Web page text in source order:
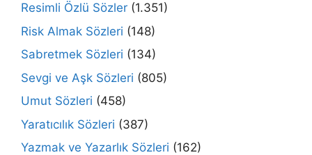
Resimli Özlü Sözler (1.351)
Risk Almak Sözleri (148)
Sabretmek Sözleri (134)
Sevgi ve Aşk Sözleri (805)
Umut Sözleri (458)
Yaratıcılık Sözleri (387)
Yazmak ve Yazarlık Sözleri (162)